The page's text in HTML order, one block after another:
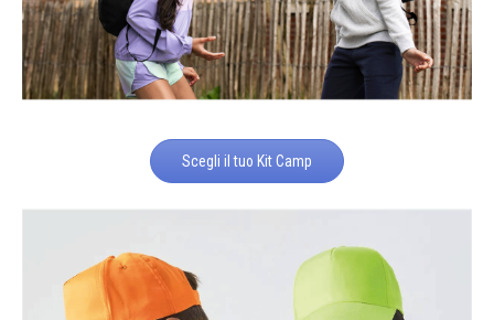
Scegli il tuo Kit Camp